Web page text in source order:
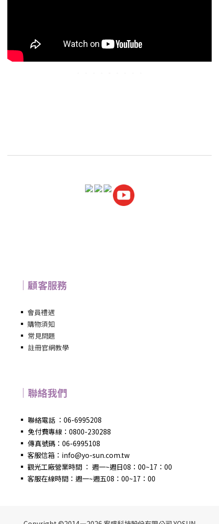
｜顧客服務
▪ 會員禮遇
▪ 購物須知
▪ 常見問題
▪ 註冊官網教學
｜聯絡我們
▪ 聯絡電話 ：06-6995208
▪ 免付費專線：0800-230288
▪ 傳真號碼：06-6995108
▪ 客服信箱：info@yo-sun.com.tw
▪ 觀光工廠營業時間 ： 週一~週日08：00~17：00
▪ 客服在線時間：週一~週五08：00~17：00